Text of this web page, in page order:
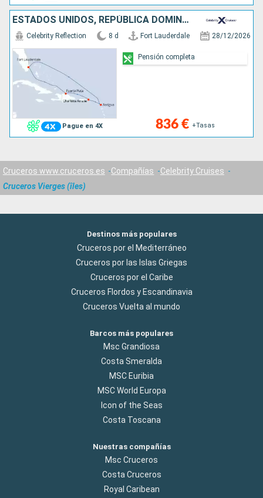
ESTADOS UNIDOS, REPÚBLICA DOMINICANA, ANTIGUA Y BARBUDA
Pague en 4X
Celebrity Reflection 8 d Fort Lauderdale 28/12/2026
836 € +Tasas
Pensión completa
Cruceros www.cruceros.es Compañías
Celebrity Cruises
Cruceros Vierges (îles)
Destinos más populares
Cruceros por el Mediterráneo
Cruceros por las Islas Griegas
Cruceros por el Caribe
Cruceros Flordos y Escandinavia
Cruceros Vuelta al mundo
Barcos más populares
Msc Grandiosa
Costa Smeralda
MSC Euribia
MSC World Europa
Icon of the Seas
Costa Toscana
Nuestras compañías
Msc Cruceros
Costa Cruceros
Royal Caribean